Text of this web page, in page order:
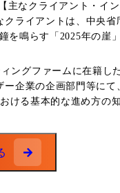
ライアントは、中央
の目的や課題感、その
プロジェクトリーダー/マ
する分野については、
企業の企画部門等に
的な進め方の知見・経